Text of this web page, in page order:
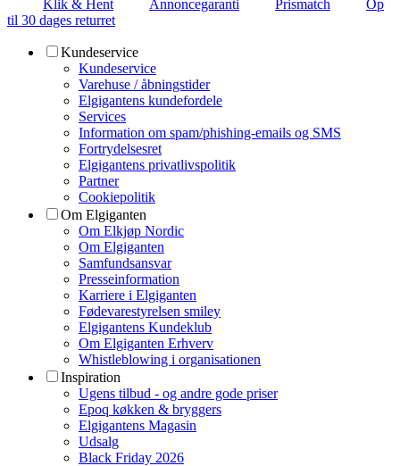
Klik & Hent Annoncegaranti Prismatch
Op
til 30 dages returret
Kundeservice
Kundeservice
Varehuse / åbningstider
Elgigantens kundefordele
Services
Information om spam/phishing-emails og SMS
Fortrydelsesret
Elgigantens privatlivspolitik
Partner
Cookiepolitik
Om Elgiganten
Om Elkjøp Nordic
Om Elgiganten
Samfundsansvar
Presseinformation
Karriere i Elgiganten
Fødevarestyrelsen smiley
Elgigantens Kundeklub
Om Elgiganten Erhverv
Whistleblowing i organisationen
Inspiration
Ugens tilbud - og andre gode priser
Epoq køkken & bryggers
Elgigantens Magasin
Udsalg
Black Friday 2026